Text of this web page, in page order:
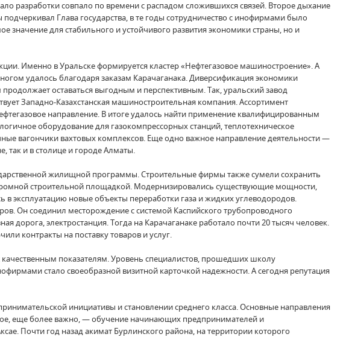
разработки совпало по времени с распадом сложившихся связей. Второе дыхание
Глава государства, в те годы сотрудничество с инофирмами было
для стабильного и устойчивого развития экономики страны, но и
Именно в Уральске формируется кластер «Нефтегазовое машиностроение». А
удалось благодаря заказам Карачаганака. Диверсификация экономики
оставаться выгодным и перспективным. Так, уральский завод
Западно-Казахстанская машиностроительная компания. Ассортимент
направление. В итоге удалось найти применение квалифицированным
оборудование для газокомпрессорных станций, теплотехническое
вагончики вахтовых комплексов. Еще одно важное направление деятельности —
так и в столице и городе Алматы.
жилищной программы. Строительные фирмы также сумели сохранить
строительной площадкой. Модернизировались существующие мощности,
эксплуатацию новые объекты переработки газа и жидких углеводородов.
Он соединил месторождение с системой Каспийского трубопроводного
электростанция. Тогда на Карачаганаке работало почти 20 тысяч человек.
контракты на поставку товаров и услуг.
показателям. Уровень специалистов, прошедших школу
стало своеобразной визитной карточкой надежности. А сегодня репутация
инициативы и становлении среднего класса. Основные направления
еще более важно, — обучение начинающих предпринимателей и
Почти год назад акимат Бурлинского района, на территории которого